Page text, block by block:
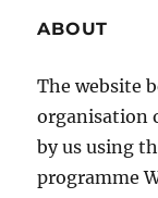
ABOUT
The website
organisation
by us using
programme